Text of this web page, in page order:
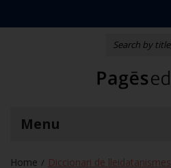
Menu
Home / Diccionari de lleidatanismes